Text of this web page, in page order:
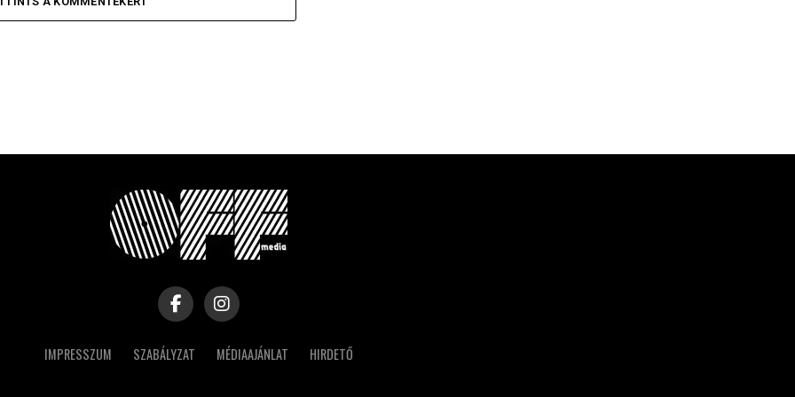
IMPRESSZUM SZABÁLYZAT MÉDIAAJÁNLAT HIRDETŐ